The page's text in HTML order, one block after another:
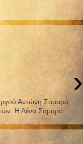
›
Αντώνη Σαμαρά,
Η Λένα Σαμαρά